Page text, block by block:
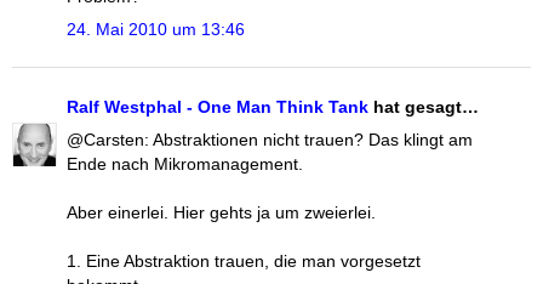
24. Mai 2010 um 13:46
Ralf Westphal - One Man Think Tank hat gesagt…
@Carsten: Abstraktionen nicht trauen? Das klingt am
Ende nach Mikromanagement.
Aber einerlei. Hier gehts ja um zweierlei.
1. Eine Abstraktion trauen, die man vorgesetzt